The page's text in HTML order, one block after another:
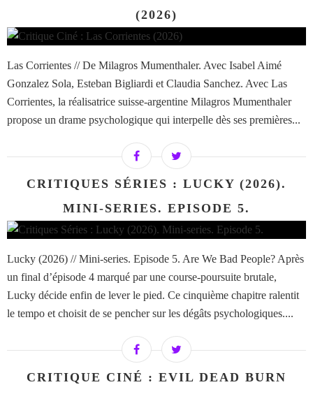
(2026)
Las Corrientes // De Milagros Mumenthaler. Avec Isabel Aimé
Gonzalez Sola, Esteban Bigliardi et Claudia Sanchez. Avec Las
Corrientes, la réalisatrice suisse-argentine Milagros Mumenthaler
propose un drame psychologique qui interpelle dès ses premières...
CRITIQUES SÉRIES : LUCKY (2026).
MINI-SERIES. EPISODE 5.
Lucky (2026) // Mini-series. Episode 5. Are We Bad People? Après
un final d’épisode 4 marqué par une course-poursuite brutale,
Lucky décide enfin de lever le pied. Ce cinquième chapitre ralentit
le tempo et choisit de se pencher sur les dégâts psychologiques....
CRITIQUE CINÉ : EVIL DEAD BURN